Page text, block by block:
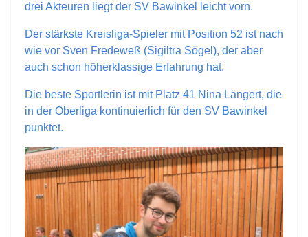
drei Akteuren liegt der SV Bawinkel leicht vorn.
Der stärkste Kreisliga-Spieler mit Position 52 ist nach
wie vor Sven Fredeweß (Sigiltra Sögel), der aber
auch schon höherklassige Erfahrung hat.
Die beste Sportlerin ist mit Platz 41 Nina Längert, die
in der Oberliga kontinuierlich für den SV Bawinkel
punktet.